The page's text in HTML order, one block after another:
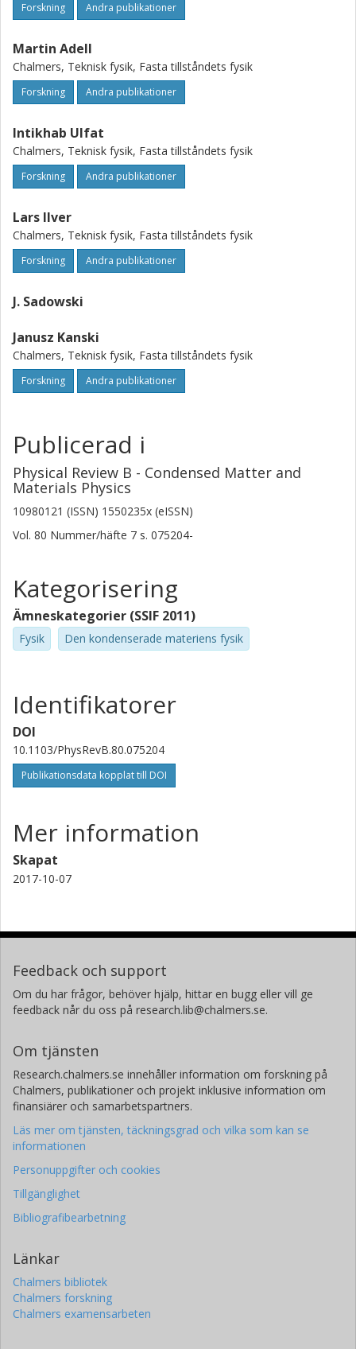
Forskning Andra publikationer
Martin Adell
Chalmers, Teknisk fysik, Fasta tillståndets fysik
Forskning Andra publikationer
Intikhab Ulfat
Chalmers, Teknisk fysik, Fasta tillståndets fysik
Forskning Andra publikationer
Lars Ilver
Chalmers, Teknisk fysik, Fasta tillståndets fysik
Forskning Andra publikationer
J. Sadowski
Janusz Kanski
Chalmers, Teknisk fysik, Fasta tillståndets fysik
Forskning Andra publikationer
Publicerad i
Physical Review B - Condensed Matter and
Materials Physics
10980121 (ISSN) 1550235x (eISSN)
Vol. 80 Nummer/häfte 7 s. 075204-
Kategorisering
Ämneskategorier (SSIF 2011)
Fysik Den kondenserade materiens fysik
Identifikatorer
DOI
10.1103/PhysRevB.80.075204
Publikationsdata kopplat till DOI
Mer information
Skapat
2017-10-07
Feedback och support
Om du har frågor, behöver hjälp, hittar en bugg eller vill ge
feedback når du oss på research.lib@chalmers.se.
Om tjänsten
Research.chalmers.se innehåller information om forskning på
Chalmers, publikationer och projekt inklusive information om
finansiärer och samarbetspartners.
Läs mer om tjänsten, täckningsgrad och vilka som kan se
informationen
Personuppgifter och cookies
Tillgänglighet
Bibliografibearbetning
Länkar
Chalmers bibliotek
Chalmers forskning
Chalmers examensarbeten